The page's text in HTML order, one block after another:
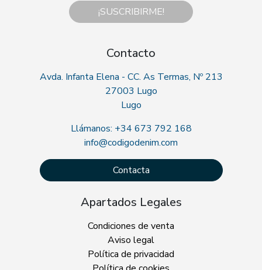
¡SUSCRIBIRME!
Contacto
Avda. Infanta Elena - CC. As Termas, Nº 213
27003 Lugo
Lugo
Llámanos: +34 673 792 168
info@codigodenim.com
Contacta
Apartados Legales
Condiciones de venta
Aviso legal
Política de privacidad